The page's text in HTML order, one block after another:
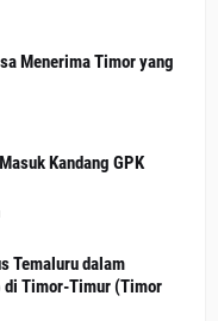
Menerima Timor yang
Kandang GPK
Temaluru dalam
di Timor-Timur (Timor